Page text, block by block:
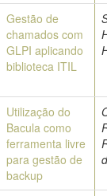
Gestão de
chamados com
GLPI aplicando
biblioteca ITIL
Utilização do
Bacula como
ferramenta livre
para gestão de
backup